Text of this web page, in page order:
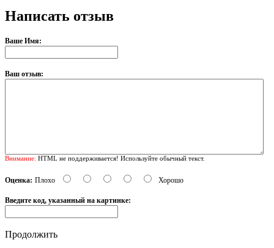
Написать отзыв
Ваше Имя:
Ваш отзыв:
Внимание: HTML не поддерживается! Используйте обычный текст.
Оценка: Плохо Хорошо
Введите код, указанный на картинке:
Продолжить